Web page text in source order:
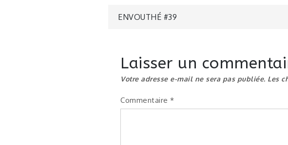
Navigation
l’article
ENVOUTHÉ #39
Laisser un
Votre adresse e-mail ne sera pas publiée. Les
Commentaire *